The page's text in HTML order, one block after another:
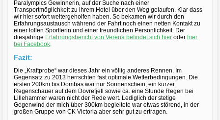
Paralympics Gewinnerin, auf der Suche nach einer
Transportmöglichkeit zu ihrem Hotel über den Weg gelaufen. Klar dass
wir hier sofort weitergeholfen haben. So bekamen wir durch den
Erfahrungsaustausch während der Fahrt noch einen netten Kontakt zu
einer tollen Sportlerin und einer freundlichen Persönlichkeit. Der
diesjährige Erfahrungsbericht von Verena befindet sich hier oderhier
bei Facebook
Fazit:
Die „Kraftprobe“ war dieses Jahr ein völlig anderes Rennen. Im
Gegensatz zu 2013 herrschten fast optimale Wetterbedingungen. Die
ersten 200km bis Dombas war nur Sonnenschein, ein kurzer
Regenschauer auf dem Dovrefjell sowie ca. eine Stunde Regen bei
Lillehammer waren nicht der Rede wert. Lediglich der stetige
Gegenwind der mich über 300km begleitete war etwas störend, in der
großen Gruppe von CK Victoria aber sehr gut zu ertragen.